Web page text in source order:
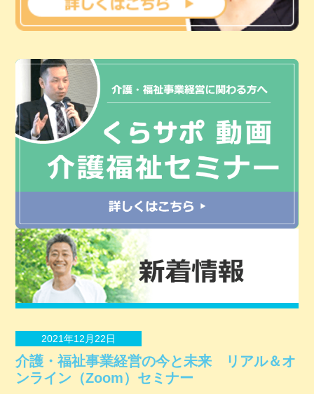
2021年12月22日
介護・福祉事業経営の今と未来 リアル＆オ
ンライン（Zoom）セミナー